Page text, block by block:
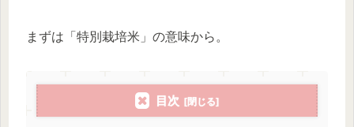
まずは「特別栽培米」の意味から。
目次